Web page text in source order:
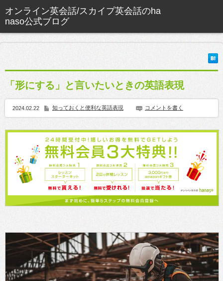
「形にする」と言いたいときの英語表現
2024.02.22 知っておくと便利な英語表現 コメントを書く